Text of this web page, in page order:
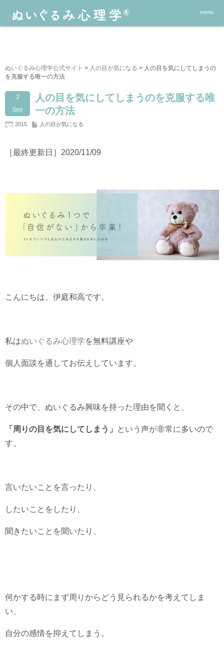
menu
ぬいぐるみ心理学公式サイト > 人の目が気になる > 人の目を気にしてしまうの
を克服する唯一の方法
2
Sep
人の目を気にしてしまうのを克服する唯
一の方法
2015 人の目が気になる
［最終更新日］2020/11/09
こんにちは、伊庭和高です。
私はぬいぐるみ心理学を無料講座や
個人面談を通してお伝えしています。
その中で、ぬいぐるみ興味を持った理由を聞くと、
「周りの目を気にしてしまう」
という声が非常に多いので
す。
言いたいことを言ったり、
したいことをしたり、
聞きたいことを聞いたり、
何かする時にまず周りからどう見られるかを考えてしま
い、
自分の感情を抑えてしまう。